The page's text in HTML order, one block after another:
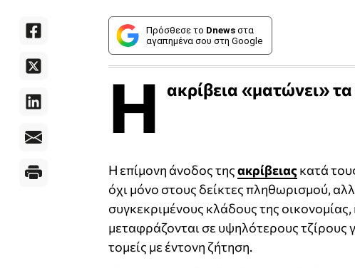
Πρόσθεσε το Dnews στα
αγαπημένα σου στη Google
Η ακρίβεια «ματώνει»
Η επίμονη άνοδος τηςακρίβειας κατά
όχι μόνο στους δείκτες πληθωρισμού,
συγκεκριμένους κλάδους της
μεταφράζονται σε υψηλότερους τζίρους
τομείς με έντονη ζήτηση.